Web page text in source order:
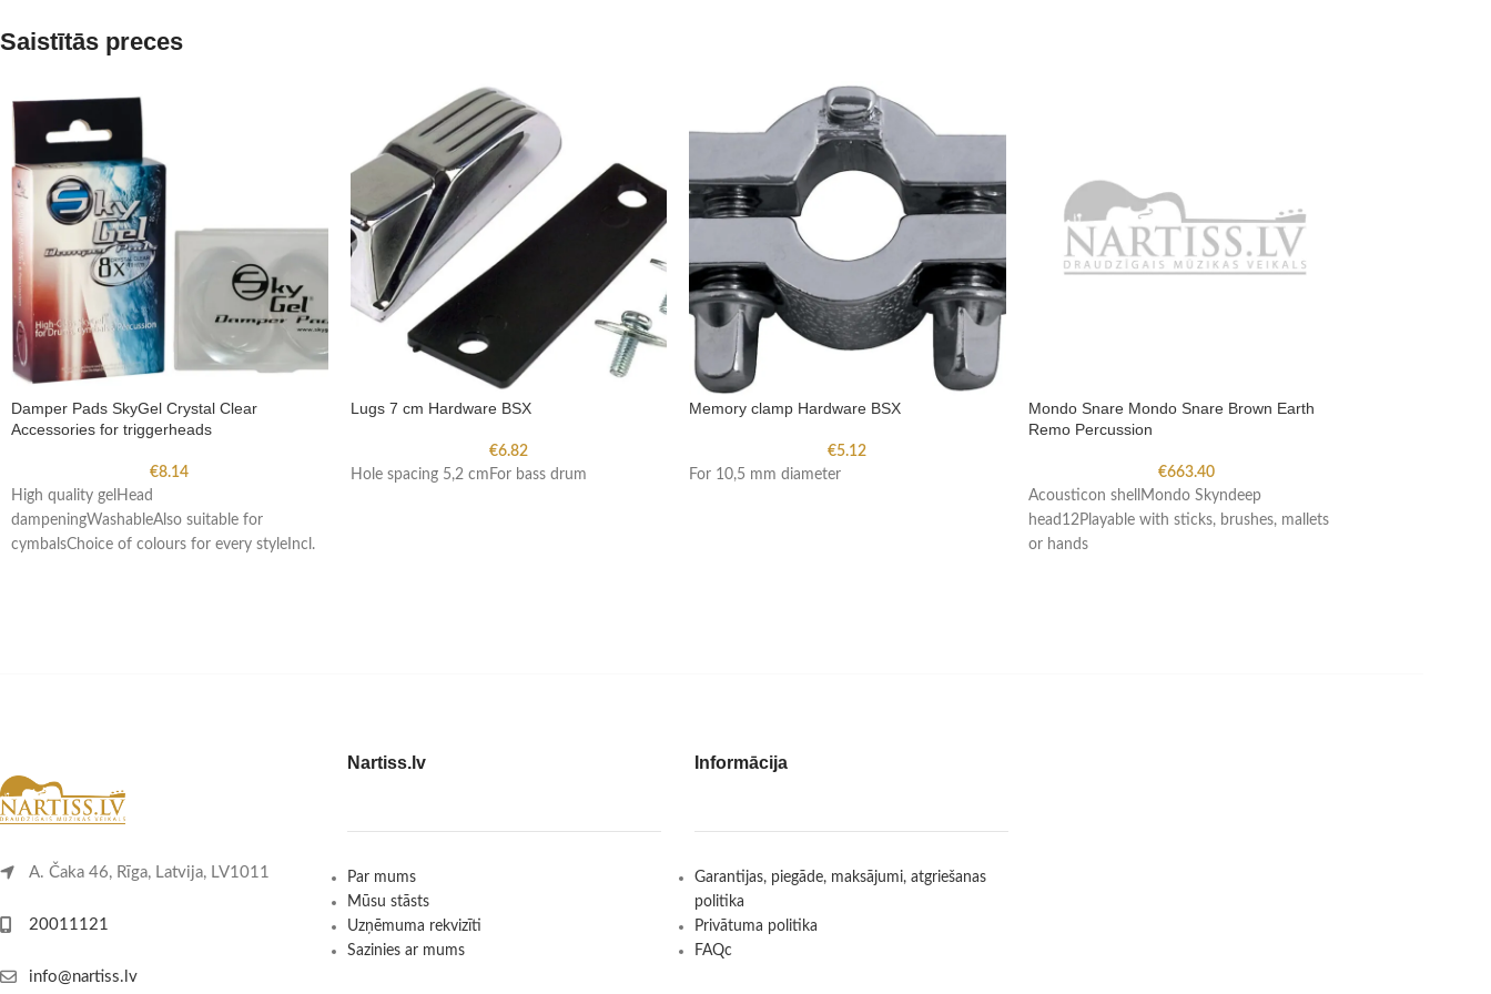
Saistītās preces
Damper Pads SkyGel Crystal Clear
Accessories for triggerheads
€8.14
High quality gelHead
dampeningWashableAlso suitable for
cymbalsChoice of colours for every styleIncl.
Lugs 7 cm Hardware BSX
€6.82
Hole spacing 5,2 cmFor bass drum
Memory clamp Hardware BSX
€5.12
For 10,5 mm diameter
Mondo Snare Mondo Snare Brown Earth
Remo Percussion
€663.40
Acousticon shellMondo Skyndeep
head12Playable with sticks, brushes, mallets
or hands
A. Čaka 46, Rīga, Latvija, LV1011
20011121
info@nartiss.lv
Nartiss.lv
Par mums
Mūsu stāsts
Uzņēmuma rekvizīti
Sazinies ar mums
Informācija
Garantijas, piegāde, maksājumi, atgriešanas
politika
Privātuma politika
FAQc